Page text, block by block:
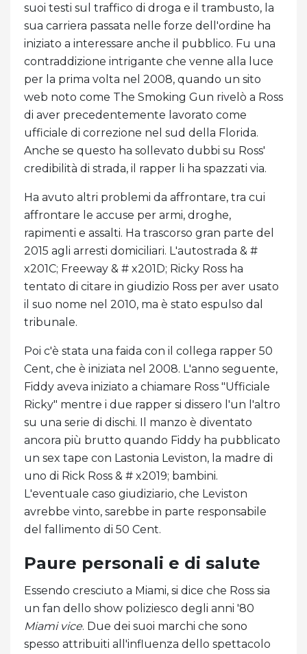
suoi testi sul traffico di droga e il trambusto, la
sua carriera passata nelle forze dell'ordine ha
iniziato a interessare anche il pubblico. Fu una
contraddizione intrigante che venne alla luce
per la prima volta nel 2008, quando un sito
web noto come The Smoking Gun rivelò a Ross
di aver precedentemente lavorato come
ufficiale di correzione nel sud della Florida.
Anche se questo ha sollevato dubbi su Ross'
credibilità di strada, il rapper li ha spazzati via.
Ha avuto altri problemi da affrontare, tra cui
affrontare le accuse per armi, droghe,
rapimenti e assalti. Ha trascorso gran parte del
2015 agli arresti domiciliari. L'autostrada & #
x201C; Freeway & # x201D; Ricky Ross ha
tentato di citare in giudizio Ross per aver usato
il suo nome nel 2010, ma è stato espulso dal
tribunale.
Poi c'è stata una faida con il collega rapper 50
Cent, che è iniziata nel 2008. L'anno seguente,
Fiddy aveva iniziato a chiamare Ross "Ufficiale
Ricky" mentre i due rapper si dissero l'un l'altro
su una serie di dischi. Il manzo è diventato
ancora più brutto quando Fiddy ha pubblicato
un sex tape con Lastonia Leviston, la madre di
uno di Rick Ross & # x2019; bambini.
L'eventuale caso giudiziario, che Leviston
avrebbe vinto, sarebbe in parte responsabile
del fallimento di 50 Cent.
Paure personali e di salute
Essendo cresciuto a Miami, si dice che Ross sia
un fan dello show poliziesco degli anni '80
Miami vice. Due dei suoi marchi che sono
spesso attribuiti all'influenza dello spettacolo